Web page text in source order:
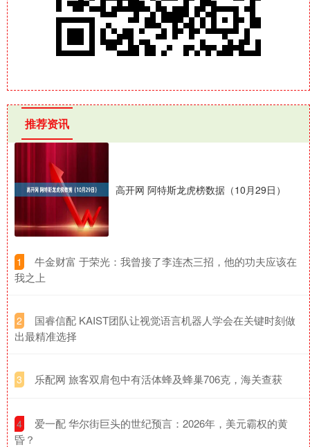
推荐资讯
高开网 阿特斯龙虎榜数据（10月29日）
1
​牛金财富 于荣光：我曾接了李连杰三招，他的功夫应该在
我之上
2
​国睿信配 KAIST团队让视觉语言机器人学会在关键时刻做
出最精准选择
3 ​乐配网 旅客双肩包中有活体蜂及蜂巢706克，海关查获
4
​爱一配 华尔街巨头的世纪预言：2026年，美元霸权的黄
昏？